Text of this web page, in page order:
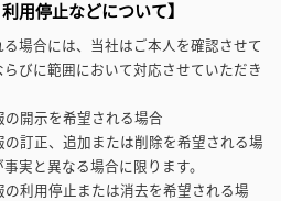
用停止などについて】
場合には、当社はご本人を確認させて
びに範囲において対応させていただき
開示を希望される場合
訂正、追加または削除を希望される場
実と異なる場合に限ります。
利用停止または消去を希望される場